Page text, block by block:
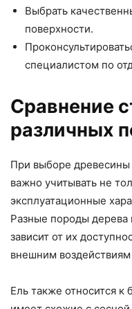
Выбрать
поверхности.
специалистом по
Сравнение
различных
При выборе
важно учитывать не
эксплуатационные
Разные породы дерева
зависит от их
внешним
Ель также относится